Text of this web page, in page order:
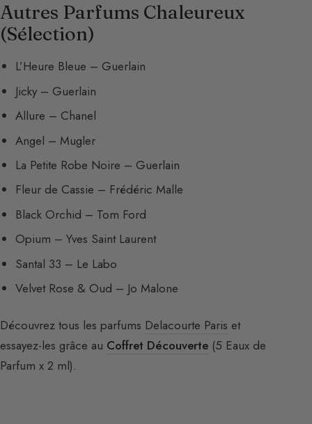
Autres Parfums Chaleureux
(Sélection)
L’Heure Bleue – Guerlain
Jicky – Guerlain
Allure – Chanel
Angel – Mugler
La Petite Robe Noire – Guerlain
Fleur de Cassie – Frédéric Malle
Black Orchid – Tom Ford
Opium – Yves Saint Laurent
Santal 33 – Le Labo
Velvet Rose & Oud – Jo Malone
Découvrez tous les parfums Delacourte Paris et
essayez-les grâce au Coffret Découverte (5 Eaux de
Parfum x 2 ml).